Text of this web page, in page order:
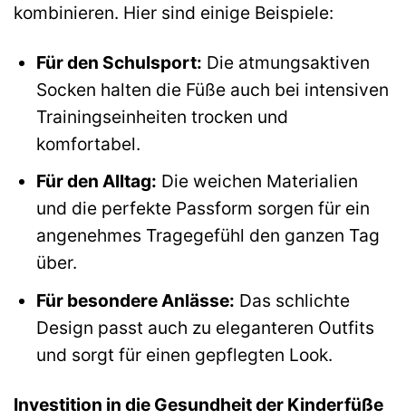
kombinieren. Hier sind einige Beispiele:
Für den Schulsport: Die atmungsaktiven
Socken halten die Füße auch bei intensiven
Trainingseinheiten trocken und
komfortabel.
Für den Alltag: Die weichen Materialien
und die perfekte Passform sorgen für ein
angenehmes Tragegefühl den ganzen Tag
über.
Für besondere Anlässe: Das schlichte
Design passt auch zu eleganteren Outfits
und sorgt für einen gepflegten Look.
Investition in die Gesundheit der Kinderfüße